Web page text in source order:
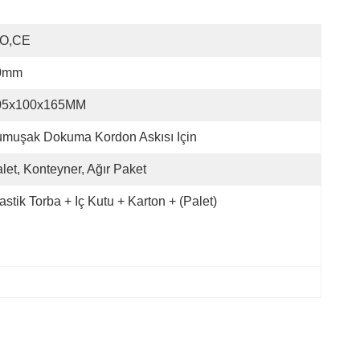
Dokuma Kordon Askısı Için
Konteyner, Ağır Paket
Torba + Iç Kutu + Karton + (palet)